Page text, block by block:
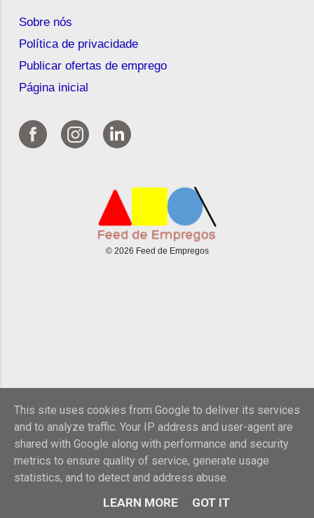
Sobre nós
Política de privacidade
Publicar ofertas de emprego
Página inicial
© 2026 Feed de Empregos
This site uses cookies from Google to deliver its services
and to analyze traffic. Your IP address and user-agent are
shared with Google along with performance and security
metrics to ensure quality of service, generate usage
statistics, and to detect and address abuse.
LEARN MORE GOT IT